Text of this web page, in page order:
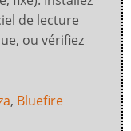
de lecture
ou vérifiez
, Bluefire